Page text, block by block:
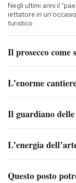
Negli ultimi anni il
iettatore in
turistico
Il prosecco come
L’enorme
Il guardiano
L’energia
Questo posto